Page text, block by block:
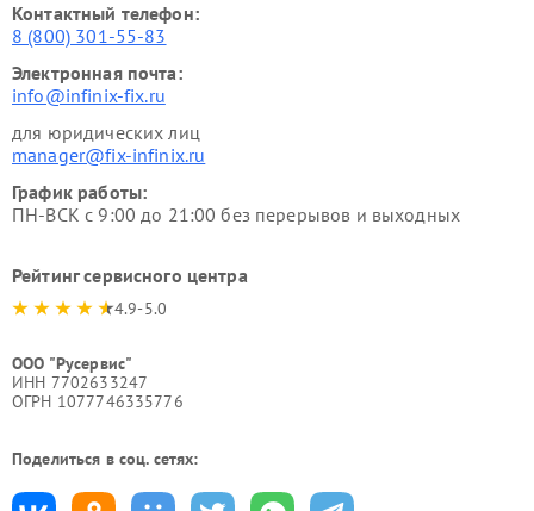
Контактный телефон:
8 (800) 301-55-83
Электронная почта:
info@infinix-fix.ru
для юридических лиц
manager@fix-infinix.ru
График работы:
ПН-ВСК с 9:00 до 21:00 без перерывов и выходных
Рейтинг сервисного центра
4.9-5.0
ООО "Русервис"
ИНН 7702633247
ОГРН 1077746335776
Поделиться в соц. сетях: